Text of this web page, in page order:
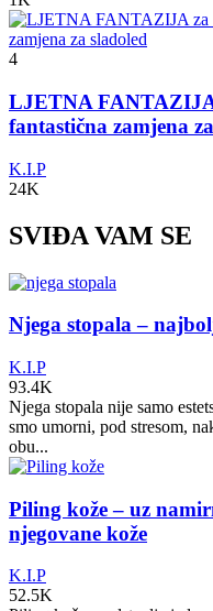
4
LJETNA
fantastična zamjena
K.I.P
24K
SVIĐA VAM SE
Njega stopala –
K.I.P
93.4K
Njega stopala nije samo
smo umorni, pod stresom,
obu...
Piling kože – uz
njegovane kože
K.I.P
52.5K